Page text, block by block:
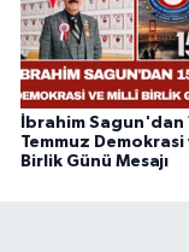
İbrahim Sagun'dan
Temmuz Demokrasi
Birlik Günü Mesajı